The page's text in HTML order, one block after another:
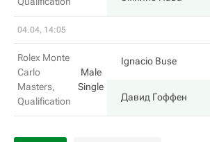
04.04, 14:05
Rolex Monte
Carlo
Masters,
Qualification
Male
Single
Ignacio Buse
Давид Гоффен